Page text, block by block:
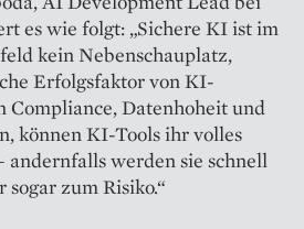
es wie folgt: „Sichere KI ist im
kein Nebenschauplatz,
Erfolgsfaktor von KI-
Compliance, Datenhoheit und
können KI-Tools ihr volles
andernfalls werden sie schnell
zum Risiko.“